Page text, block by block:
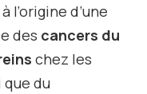
d’une
des cancers du
chez les
du